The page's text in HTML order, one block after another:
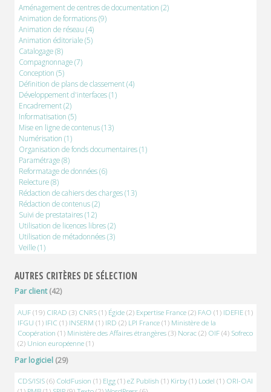
numériques
Aménagement de centres de documentation (2)
Animation de formations(9)
Animation de réseau (4)
Animation éditoriale(5)
Catalogage(8)
Compagnonnage(7)
Conception (5)
Définition de plans de classement(4)
Développement d'interfaces(1)
Encadrement(2)
Informatisation (5)
Mise en ligne de contenus(13)
Numérisation (1)
Organisation de fonds documentaires(1)
Paramétrage(8)
Reformatage de données(6)
Relecture(8)
Rédaction de cahiers des charges(13)
Rédaction de contenus(2)
Suivi de prestataires(12)
Utilisation de licences libres(2)
Utilisation de métadonnées(3)
Veille(1)
AUTRES CRITÈRES DE SÉLECTION
Par client(42)
AUF (19) CIRAD (3) CNRS (1) Égide (2) Expertise France (2) FAO (1) IDEFIE (1)
IFGU (1) IFIC (1) INSERM (1) IRD (2) LPI France (1) Ministère de la
Coopération (1) Ministère des Affaires étrangères (3) Norac (2) OIF (4) Sofreco
(2) Union européenne (1)
Par logiciel (29)
CDS/ISIS (6) ColdFusion (1) Elgg (1)eZ Publish (1) Kirby(1) Lodel (1) ORI-OAI